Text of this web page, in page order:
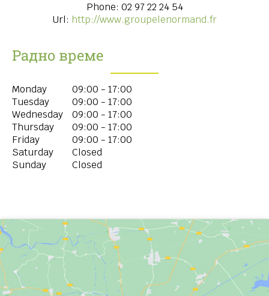
Phone: 02 97 22 24 54
Url: http://www.groupelenormand.fr
Радно време
Monday
09:00 - 17:00
Tuesday
09:00 - 17:00
Wednesday
09:00 - 17:00
Thursday
09:00 - 17:00
Friday
09:00 - 17:00
Saturday
Closed
Sunday
Closed